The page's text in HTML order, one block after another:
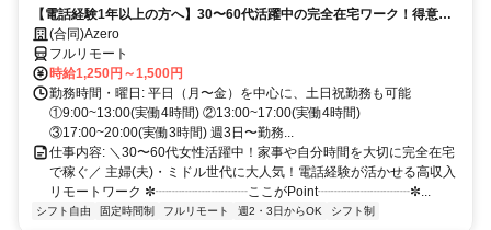
【電話経験1年以上の方へ】30〜60代活躍中の完全在宅ワーク！得意な
電話対応で15時までに賢く稼ぐ✨買取経験者は即優遇！
(合同)Azero
フルリモート
時給1,250円～1,500円
勤務時間・曜日: 平日（月〜金）を中心に、土日祝勤務も可能
①9:00~13:00(実働4時間) ②13:00~17:00(実働4時間)
③17:00~20:00(実働3時間) 週3日〜勤務...
仕事内容: ＼30〜60代女性活躍中！家事や自分時間を大切に完全在宅
で稼ぐ／ 主婦(夫)・ミドル世代に大人気！電話経験が活かせる高収入
リモートワーク ✼┈┈┈┈┈┈┈ここがPoint┈┈┈┈┈┈┈✼...
シフト自由 固定時間制 フルリモート 週2・3日からOK シフト制